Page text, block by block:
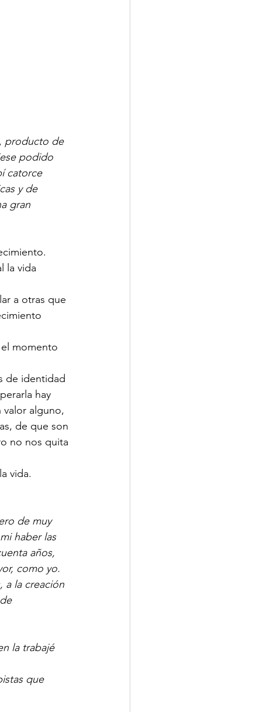
producto de
podido
catorce
y de
gran
la vida
a otras que
momento
de identidad
hay
valor alguno,
de que son
no nos quita
vida.
de muy
haber las
años,
como yo.
a la creación
la trabajé
que